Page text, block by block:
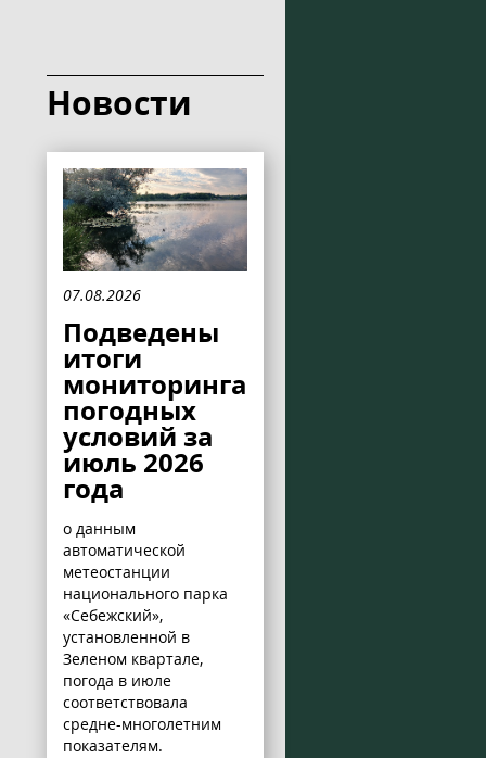
Новости
07.08.2026
Подведены
итоги
мониторинга
погодных
условий за
июль 2026
года
о данным
автоматической
метеостанции
национального парка
«Себежский»,
установленной в
Зеленом квартале,
погода в июле
соответствовала
средне-многолетним
показателям.